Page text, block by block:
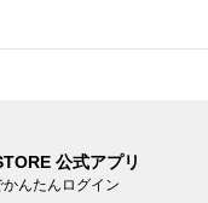
公式アプリ
んたんログイン